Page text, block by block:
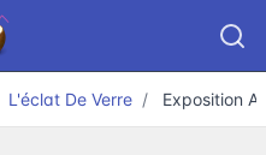
L'éclat De Verre Exposition